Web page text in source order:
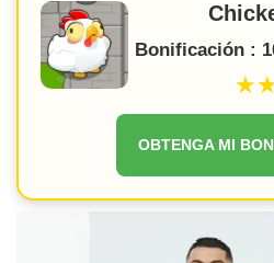
Bonificación :
OBTENGA MI